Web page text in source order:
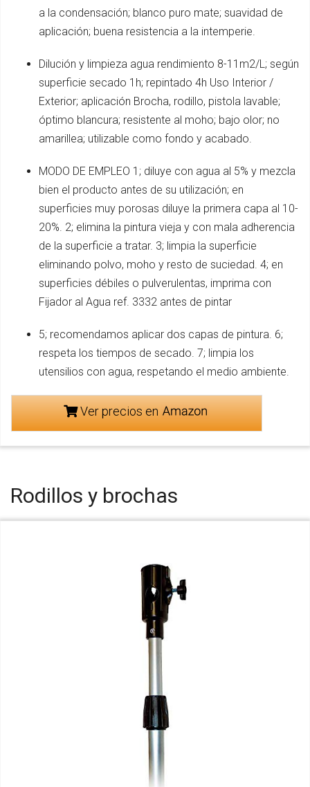
a la condensación; blanco puro mate; suavidad de
aplicación; buena resistencia a la intemperie.
Dilución y limpieza agua rendimiento 8-11m2/L; según
superficie secado 1h; repintado 4h Uso Interior /
Exterior; aplicación Brocha, rodillo, pistola lavable;
óptimo blancura; resistente al moho; bajo olor; no
amarillea; utilizable como fondo y acabado.
MODO DE EMPLEO 1; diluye con agua al 5% y mezcla
bien el producto antes de su utilización; en
superficies muy porosas diluye la primera capa al 10-
20%. 2; elimina la pintura vieja y con mala adherencia
de la superficie a tratar. 3; limpia la superficie
eliminando polvo, moho y resto de suciedad. 4; en
superficies débiles o pulverulentas, imprima con
Fijador al Agua ref. 3332 antes de pintar
5; recomendamos aplicar dos capas de pintura. 6;
respeta los tiempos de secado. 7; limpia los
utensilios con agua, respetando el medio ambiente.
Ver precios en
Rodillos y brochas